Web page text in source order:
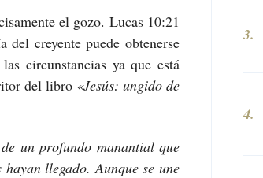
el gozo. Lucas 10:21
del creyente puede obtenerse
circunstancias ya que está
del libro «Jesús: ungido de
un profundo manantial que
llegado. Aunque se une